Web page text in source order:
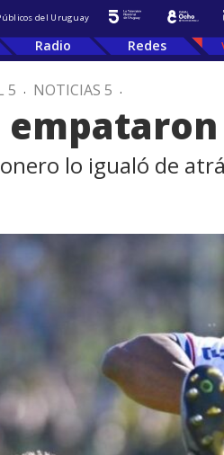
del Uruguay
Radio Redes
5 . NOTICIAS 5 .
lo igualó de